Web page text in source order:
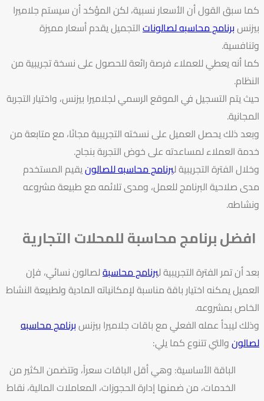
كما سبق القول أن الأسعار نسبية، لكن المؤكد أن سيستم جلاميرا
بيزنسبرنامج محاسبه لصالوناتالتجميل يقدم أسعار مميزة
وتنافسية.
كما أنه يعطي للعملاء فرصة رائعة للحصول على نسخة تجريبية من
النظام.
حيث يتم التسجيل في الموقع الرسمي لجلاميرا بيزنس، واختيار التجربة
المجانية.
وبعد ذلك يحصل العميل على نسخته التجريبية مجانًا، مع متابعة من
خدمة العملاء لمساعدته على خوض التجربة بنجاح.
وخلال الفترة التجريبية لبرنامج محاسبه للصالونيقيم المستخدم
مدى صلاحية البرنامج للعمل، ومدى تلائمه مع طبيعة مشروعه
ونشاطه.
افضل برنامج محاسبة للمحلات التجارية
بعد أن تمر الفترة التجريبية لبرنامج محاسبةلصالون نسائي، فإن
العميل يمكنه اختيار باقة مناسبة لإمكانياته المادية ولطبيعة النشاط
الخاص بمشروعه.
وذلك ليبدأ عمله الفعلي مع باقات جلاميرا بيزنسبرنامج محاسبه
لصالونوالتي تتنوع كما يلي:
الباقة الأساسية: وهي أقل الباقات سعراً، وتتضمن الكثير من
الخدمات، من ضمنها إدارة الحجوزات، المعاملات المالية، نقاط